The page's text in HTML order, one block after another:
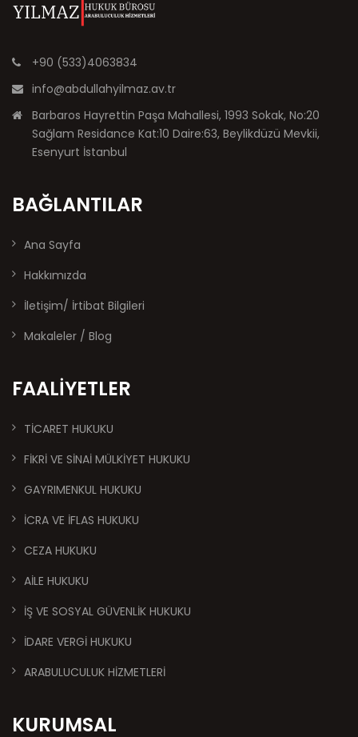
+90 (533)4063834
info@abdullahyilmaz.av.tr
Barbaros Hayrettin Paşa Mahallesi, 1993 Sokak, No:20
Sağlam Residance Kat:10 Daire:63, Beylikdüzü Mevkii,
Esenyurt İstanbul
BAĞLANTILAR
Ana Sayfa
Hakkımızda
İletişim/ İrtibat Bilgileri
Makaleler / Blog
FAALIYETLER
TİCARET HUKUKU
FİKRİ VE SİNAİ MÜLKİYET HUKUKU
GAYRIMENKUL HUKUKU
İCRA VE İFLAS HUKUKU
CEZA HUKUKU
AİLE HUKUKU
İŞ VE SOSYAL GÜVENLİK HUKUKU
İDARE VERGİ HUKUKU
ARABULUCULUK HİZMETLERİ
KURUMSAL